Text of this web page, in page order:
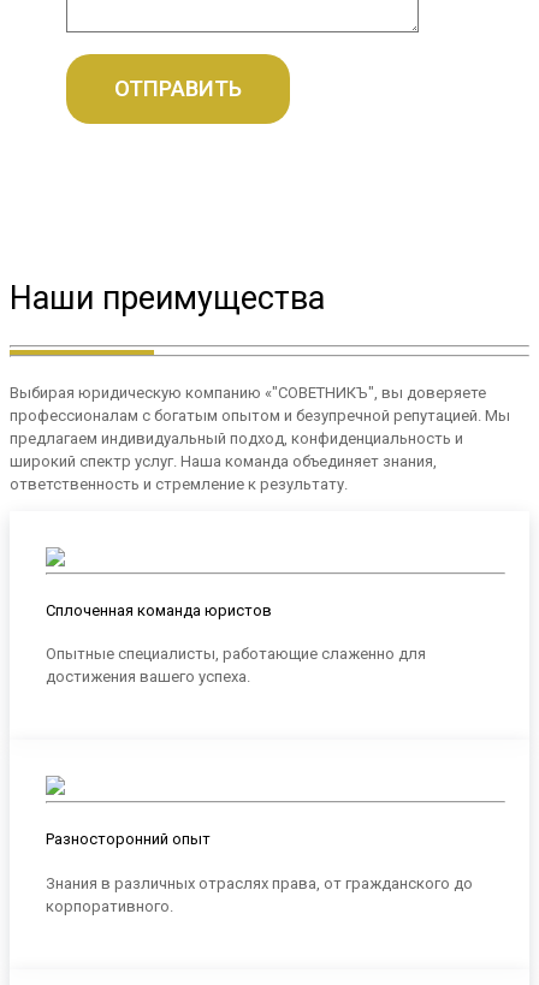
Наши преимущества
Выбирая юридическую компанию «"СОВЕТНИКЪ", вы доверяете
профессионалам с богатым опытом и безупречной репутацией. Мы
предлагаем индивидуальный подход, конфиденциальность и
широкий спектр услуг. Наша команда объединяет знания,
ответственность и стремление к результату.
Сплоченная команда юристов
Опытные специалисты, работающие слаженно для
достижения вашего успеха.
Разносторонний опыт
Знания в различных отраслях права, от гражданского до
корпоративного.